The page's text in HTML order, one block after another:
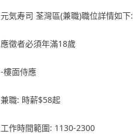
元気寿司 荃灣區(兼職)職位詳情如下:
應徵者必須年滿18歲
-樓面侍應
兼職: 時薪$58起
工作時間範圍: 1130-2300